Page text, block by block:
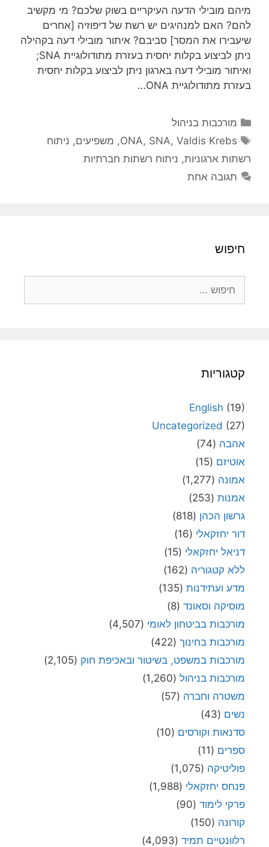
מיהם מובילי הדעה העיקריים בשוק שלכם? מי מקשיב
להם? האם למנהיגים יש רשת של דיפוזיה [אחרים
שיעבירו את המסר] סביבם? איתור מובילי דעה בקהילה
ניתן לביצוע בקלות יחסית בעזרת מתודולוגיית SNA;
ואיתור מובילי דעה בארגון ניתן לביצוע בקלות יחסית
בעזרת מתודולוגיית ONA…
קטגוריות
מורכבות בניהול
תגיות
ONA, SNA, Valdis Krebs
, משפיעים, ניתוח
רשתות ארגוניות, ניתוח רשתות חברתיות
תגובה אחת
חיפוש
קטגוריות
English (19)
Uncategorized (27)
אהבה (74)
אוטיזם (15)
אמונה (1,277)
אמנות (253)
גרשון הכהן (818)
דור יחזקאלי (16)
דניאל יחזקאלי (15)
ללא קטגוריה (162)
מדע ועתידנות (135)
מוסיקה וסאונד (8)
מורכבות בביטחון לאומי (4,507)
מורכבות בחינוך (422)
מורכבות במשפט, בשיטור ובאכיפת חוק (2,105)
מורכבות בניהול (1,260)
משטרה וחברה (57)
נשים (43)
סדנאות וקורסים (10)
ספרים (11)
פוליטיקה (1,075)
פנחס יחזקאלי (1,988)
פרקי לימוד (90)
קורונה (150)
רלוונטיים תמיד (4,093)